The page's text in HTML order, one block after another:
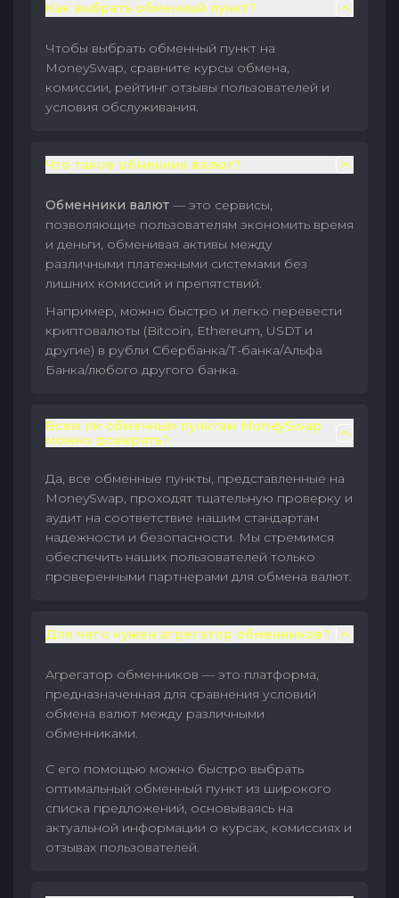
Как выбрать обменный пункт?
Чтобы выбрать обменный пункт на
MoneySwap, сравните курсы обмена,
комиссии, рейтинг отзывы пользователей и
условия обслуживания.
Что такое обменник валют?
Обменники валют — это сервисы,
позволяющие пользователям экономить время
и деньги, обменивая активы между
различными платежными системами без
лишних комиссий и препятствий.
Например, можно быстро и легко перевести
криптовалюты (Bitcoin, Ethereum, USDT и
другие) в рубли Сбербанка/Т-банка/Альфа
Банка/любого другого банка.
Всем ли обменным пунктам MoneySwap
можно доверять?
Да, все обменные пункты, представленные на
MoneySwap, проходят тщательную проверку и
аудит на соответствие нашим стандартам
надежности и безопасности. Мы стремимся
обеспечить наших пользователей только
проверенными партнерами для обмена валют.
Для чего нужен агрегатор обменников?
Агрегатор обменников — это платформа,
предназначенная для сравнения условий
обмена валют между различными
обменниками.
С его помощью можно быстро выбрать
оптимальный обменный пункт из широкого
списка предложений, основываясь на
актуальной информации о курсах, комиссиях и
отзывах пользователей.